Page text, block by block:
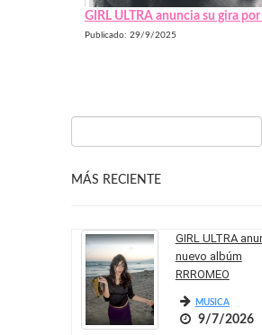
GIRL ULTRA anuncia su gira
Publicado: 29/9/2025
MÁS RECIENTE
GIRL ULTRA
nuevo albúm
RRROMEO
MUSICA
9/7/2026